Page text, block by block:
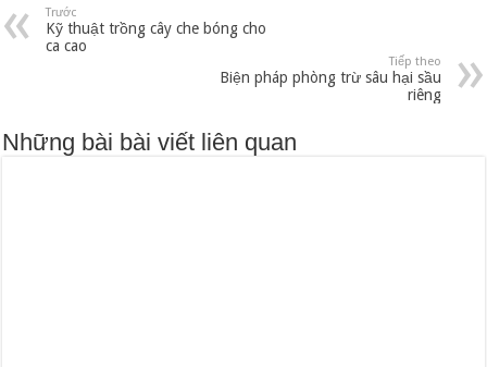
Trước
Kỹ thuật trồng cây che bóng cho
ca cao
Tiếp theo
Biện pháp phòng trừ sâu hại sầu
riêng
Những bài bài viết liên quan